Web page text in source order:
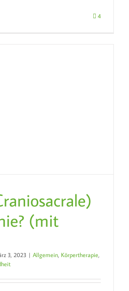
4
(mit
3, 2023 | Allgemein, Körpertherapie,